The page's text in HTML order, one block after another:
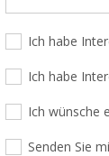
Ich habe
Ich habe
Ich wünsche
Senden Sie